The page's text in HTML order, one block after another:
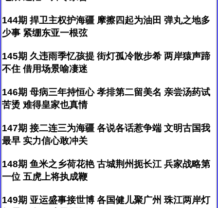
144期 捍卫主权护海疆 摩擦四起为油田 弹丸之地多
少事 紧绷东亚一根弦
145期 久违雨季忆孩提 街灯孤冷散步希 两岸猿声蹄
不住 借用场景喻凄迷
146期 母病三年持恒心 孝排第二留美名 亲尝汤药试
苦烫 难得皇家也真情
147期 接二连三为海疆 各说各话惹争端 文明古国我
最早 实力信心敢冲关
148期 鱼米之乡荷花艳 古城荆州扼长江 兵家战略第
一位 五虎上将执成鞭
149期 亚运盛事接世博 各国健儿聚广州 珠江两岸灯